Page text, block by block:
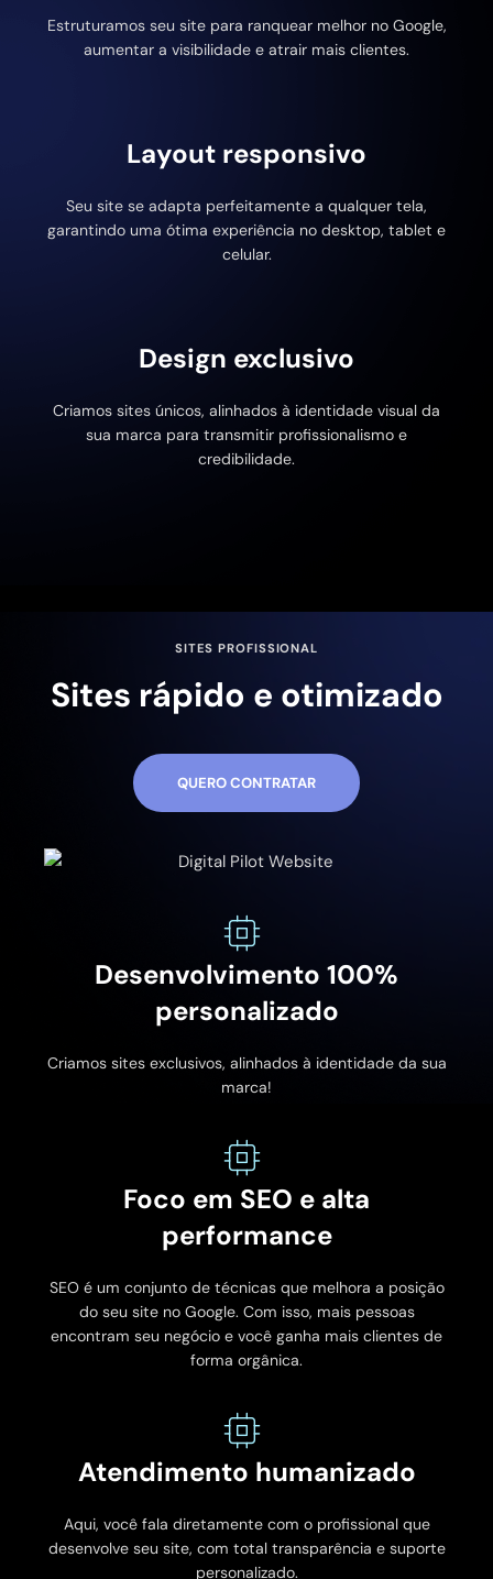
Estruturamos seu site para ranquear melhor no Google,
aumentar a visibilidade e atrair mais clientes.
Layout responsivo
Seu site se adapta perfeitamente a qualquer tela,
garantindo uma ótima experiência no desktop, tablet e
celular.
Design exclusivo
Criamos sites únicos, alinhados à identidade visual da
sua marca para transmitir profissionalismo e
credibilidade.
SITES PROFISSIONAL
Sites rápido e otimizado
QUERO CONTRATAR
Desenvolvimento 100%
personalizado
Criamos sites exclusivos, alinhados à identidade da sua
marca!
Foco em SEO e alta
performance
SEO é um conjunto de técnicas que melhora a posição
do seu site no Google. Com isso, mais pessoas
encontram seu negócio e você ganha mais clientes de
forma orgânica.
Atendimento humanizado
Aqui, você fala diretamente com o profissional que
desenvolve seu site, com total transparência e suporte
personalizado.